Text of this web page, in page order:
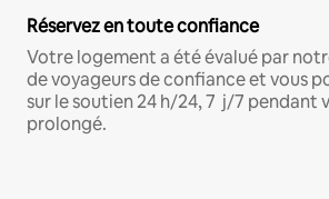
Réservez en toute confiance
Votre logement a été évalué par
de voyageurs de confiance et vous
sur le soutien 24 h/24, 7 j/7 pendant
prolongé.